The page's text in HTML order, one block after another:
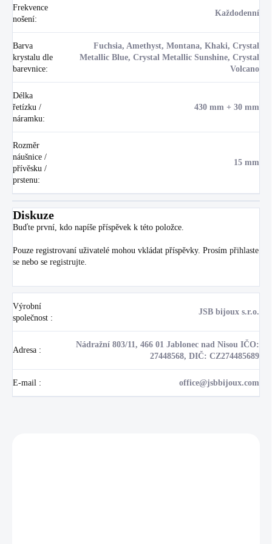
Frekvence
nošení:
Každodenní
Barva
krystalu dle
barevnice:
Fuchsia, Amethyst, Montana, Khaki, Crystal
Metallic Blue, Crystal Metallic Sunshine, Crystal
Volcano
Délka
řetízku /
náramku:
430 mm + 30 mm
Rozměr
náušnice /
přívěsku /
prstenu:
15 mm
Diskuze
Buďte první, kdo napíše příspěvek k této položce.
Pouze registrovaní uživatelé mohou vkládat příspěvky. Prosím přihlaste
se nebo se registrujte
Výrobní
společnost :
JSB bijoux s.r.o.
Adresa :
Nádražní 803/11, 466 01 Jablonec nad Nisou IČO:
27448568, DIČ: CZ274485689
E-mail : office@jsbbijoux.com